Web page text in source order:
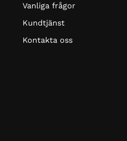
Vanliga frågor
Kundtjänst
Kontakta oss